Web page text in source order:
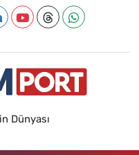
Dünyası